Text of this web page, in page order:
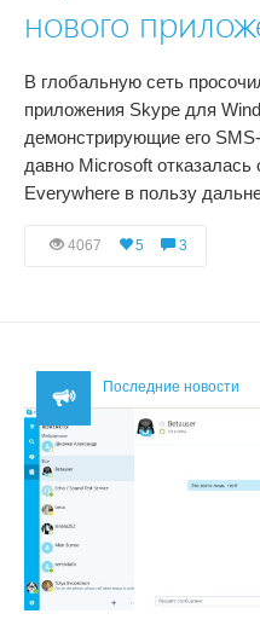
нового
В глобальную сеть
приложения Skype для
демонстрирующие его
давно Microsoft
Everywhere в пользу
4067 5 3
Последние новости